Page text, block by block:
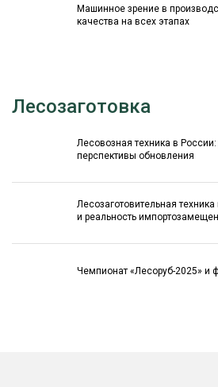
Машинное зрение в
качества на всех этапах
Лесозаготовка
Лесовозная техника в
перспективы обновления
Лесозаготовительная
и реальность
Чемпионат «Лесоруб-2025» и